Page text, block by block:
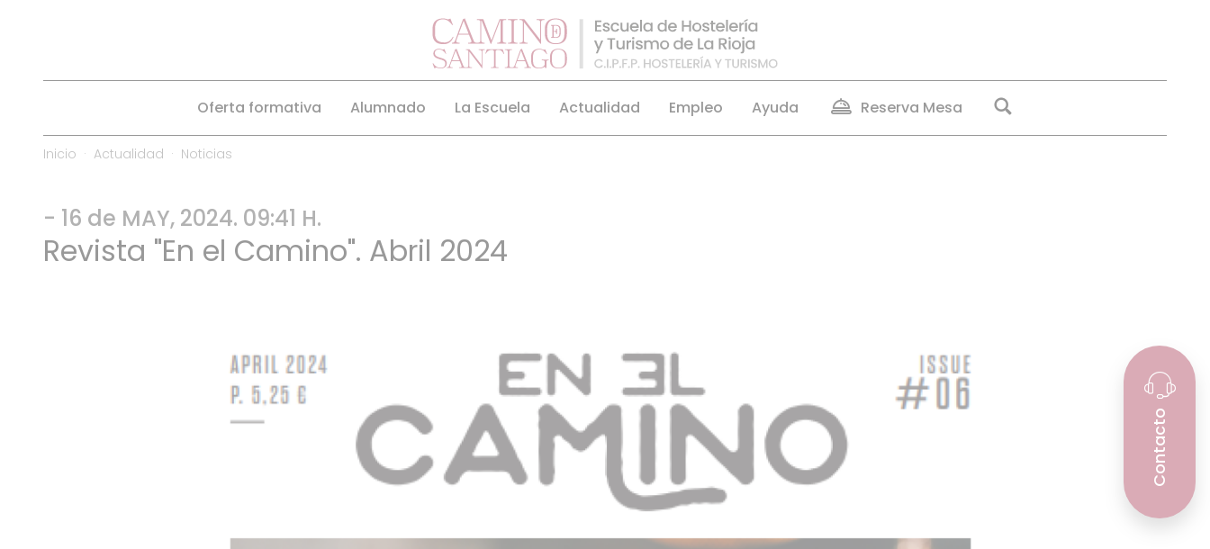
Oferta formativa Alumnado La Escuela Actualidad Empleo Ayuda Reserva Mesa
Inicio Actualidad Noticias
- 16 de MAY, 2024. 09:41 H.
Revista "En el Camino". Abril 2024
Contacto